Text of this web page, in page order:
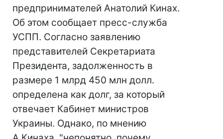
предпринимателей Анатолий Кинах.
Об этом сообщает пресс-служба
УСПП. Согласно заявлению
представителей Секретариата
Президента, задолженность в
размере 1 млрд 450 млн долл.
определена как долг, за который
отвечает Кабинет министров
Украины. Однако, по мнению